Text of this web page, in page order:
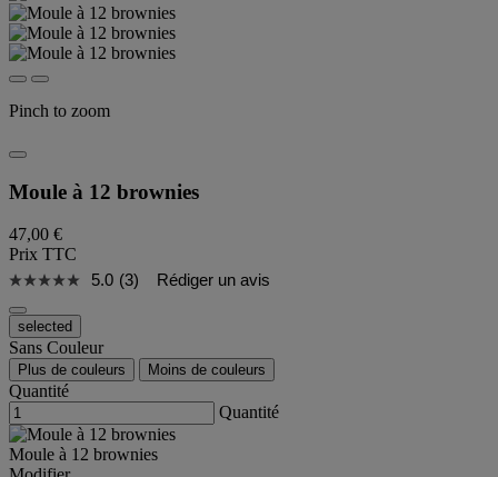
Pinch to zoom
Moule à 12 brownies
47,00 €
Prix TTC
5.0 (3) Rédiger un avis
selected
Sans Couleur
Plus de couleurs Moins de couleurs
Quantité
Quantité
Moule à 12 brownies